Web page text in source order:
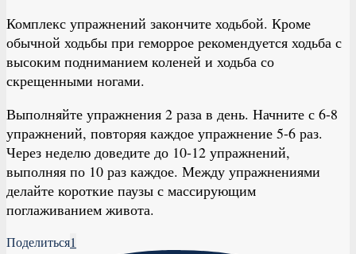
Комплекс упражнений закончите ходьбой. Кроме
обычной ходьбы при геморрое рекомендуется ходьба с
высоким подниманием коленей и ходьба со
скрещенными ногами.
Выполняйте упражнения 2 раза в день. Начните с 6-8
упражнений, повторяя каждое упражнение 5-6 раз.
Через неделю доведите до 10-12 упражнений,
выполняя по 10 раз каждое. Между упражнениями
делайте короткие паузы с массирующим
поглаживанием живота.
Поделиться1